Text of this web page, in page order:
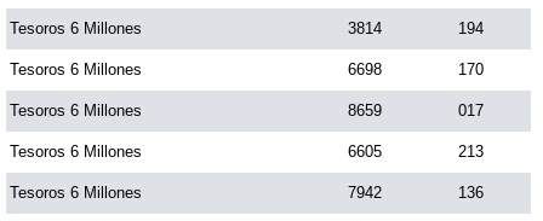
Tesoros 6 Millones 3814 194
Tesoros 6 Millones 6698 170
Tesoros 6 Millones 8659 017
Tesoros 6 Millones 6605 213
Tesoros 6 Millones 7942 136